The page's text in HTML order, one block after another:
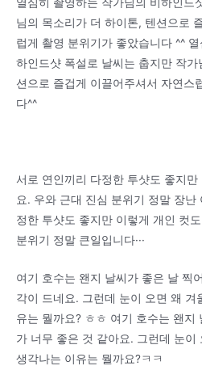
님의 목소리가 더 하이톤, 텐션으로
럽게 촬영 분위기가 좋았습니다 ^^
하인드샷 폭설로 날씨는 춥지만 작
션으로 즐겁게 이끌어주셔서 자연스
다^^
서로 연인끼리 다정한 투샷도 좋지
요. 우와 근대 진심 분위기 정말 장
정한 투샷도 좋지만 이렇게 개인 컷
분위기 정말 큰일입니다···
여기 호수는 왠지 날씨가 좋은 날 찍
각이 드네요. 그런데 눈이 오면 왜 겨
유는 뭘까요? ㅎㅎ 여기 호수는 왠지
가 너무 좋은 것 같아요. 그런데 눈이
생각나는 이유는 뭘까요?ㅋㅋ